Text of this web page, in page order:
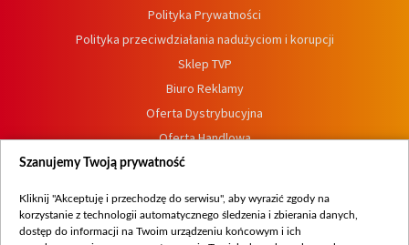
Polityka Prywatności
Polityka przeciwdziałania nadużyciom i korupcji
Sklep TVP
Biuro Reklamy
Oferta Dystrybucyjna
Oferta Handlowa
Dostępność
Procedura zgłoszeń wewnętrznych
Szanujemy Twoją prywatność
Kliknij "Akceptuję i przechodzę do serwisu", aby wyrazić zgody na
korzystanie z technologii automatycznego śledzenia i zbierania danych,
dostęp do informacji na Twoim urządzeniu końcowym i ich